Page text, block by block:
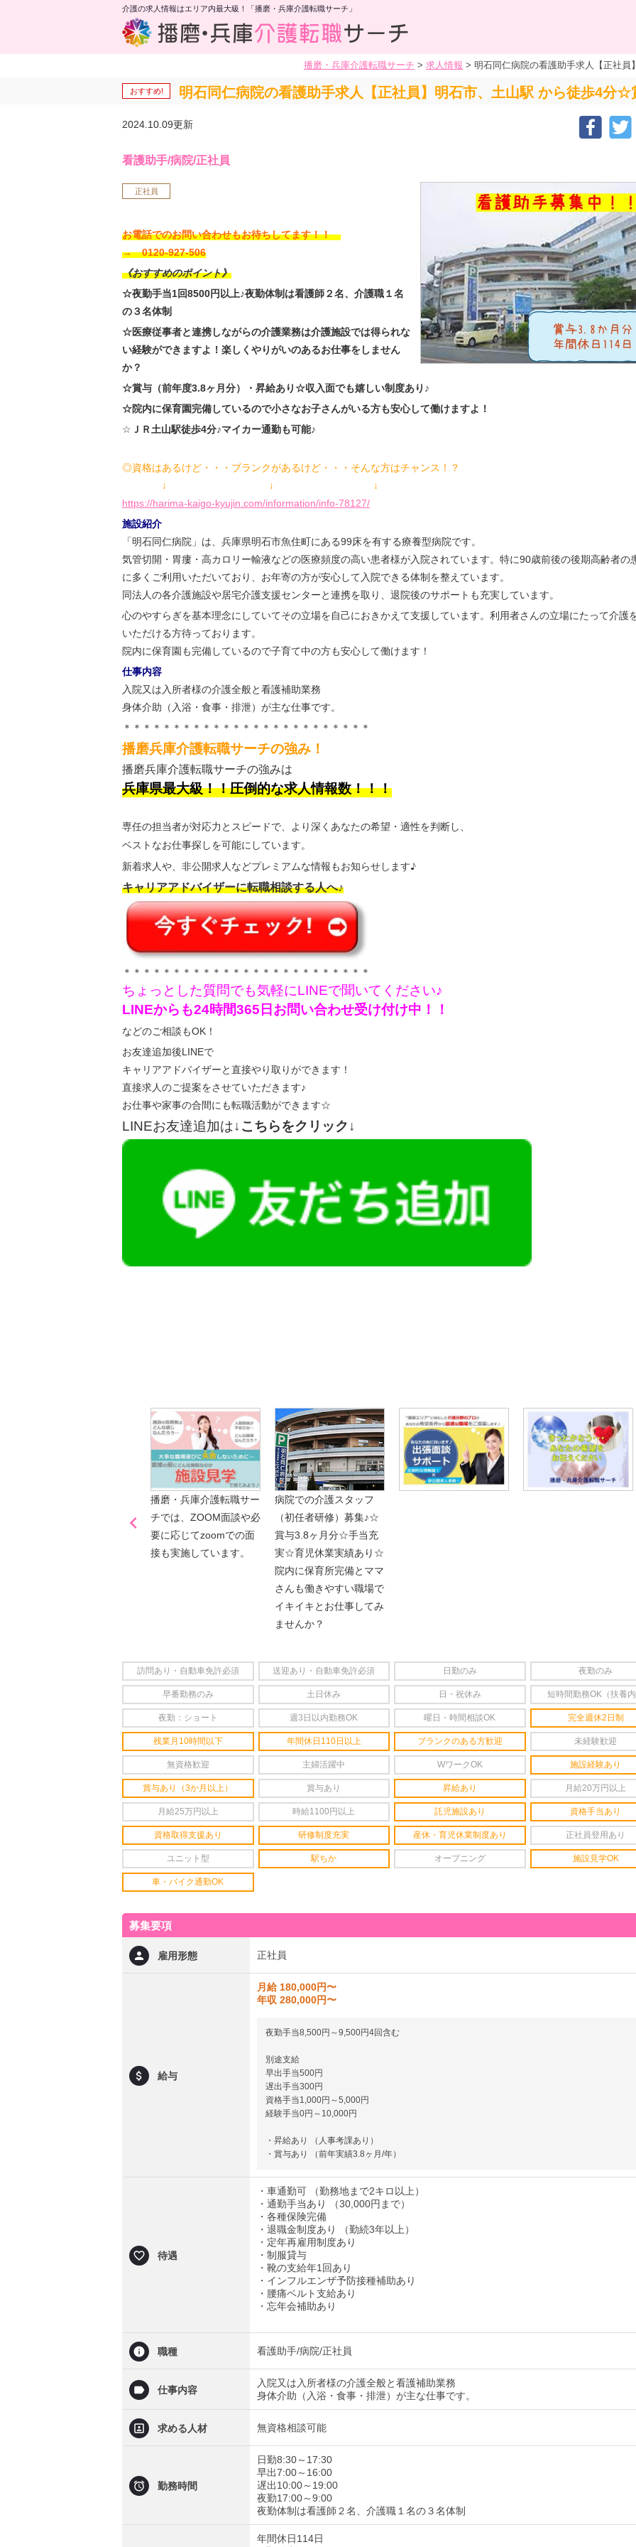
介護の求人情報はエリア内最大級！「播磨・兵庫介護転職サーチ」
播磨・兵庫介護転職サーチ > 求人情報 > 明石同仁病院の看護助手求人【正社
おすすめ! 明石同仁病院の看護助手求人【正社員】明石市、土山駅 から徒歩4分☆
2024.10.09更新
看護助手/病院/正社員
正社員
お電話でのお問い合わせもお待ちしてます！！
→ 0120-927-506
《おすすめのポイント》
☆夜勤手当1回8500円以上♪夜勤体制は看護師２名、介護職１名
の３名体制
☆医療従事者と連携しながらの介護業務は介護施設では得られな
い経験ができますよ！楽しくやりがいのあるお仕事をしません
か？
☆賞与（前年度3.8ヶ月分）・昇給あり☆収入面でも嬉しい制度あり♪
☆院内に保育園完備しているので小さなお子さんがいる方も安心して働けますよ！
☆ ＪＲ土山駅徒歩4分♪マイカー通勤も可能♪
◎資格はあるけど・・・ブランクがあるけど・・・そんな方はチャンス！？
↓ ↓ ↓
https://harima-kaigo-kyujin.com/information/info-78127/
施設紹介
「明石同仁病院」は、兵庫県明石市魚住町にある99床を有する療養型病院です。
気管切開・胃瘻・高カロリー輸液などの医療頻度の高い患者様が入院されています。特に90歳前後の後期高齢者の
に多くご利用いただいており、お年寄の方が安心して入院できる体制を整えています。
同法人の各介護施設や居宅介護支援センターと連携を取り、退院後のサポートも充実しています。
心のやすらぎを基本理念にしていてその立場を自己におきかえて支援しています。利用者さんの立場にたって介護
いただける方待っております。
院内に保育園も完備しているので子育て中の方も安心して働けます！
仕事内容
入院又は入所者様の介護全般と看護補助業務
身体介助（入浴・食事・排泄）が主な仕事です。
＊＊＊＊＊＊＊＊＊＊＊＊＊＊＊＊＊＊＊＊＊＊＊＊＊
播磨兵庫介護転職サーチの強み！
播磨兵庫介護転職サーチの強みは
兵庫県最大級！！圧倒的な求人情報数！！！
専任の担当者が対応力とスピードで、より深くあなたの希望・適性を判断し、
ベストなお仕事探しを可能にしています。
新着求人や、非公開求人などプレミアムな情報もお知らせします♪
キャリアアドバイザーに転職相談する人へ♪
＊＊＊＊＊＊＊＊＊＊＊＊＊＊＊＊＊＊＊＊＊＊＊＊＊
ちょっとした質問でも気軽にLINEで聞いてください♪
LINEからも24時間365日お問い合わせ受け付け中！！
などのご相談もOK！
お友達追加後LINEで
キャリアアドバイザーと直接やり取りができます！
直接求人のご提案をさせていただきます♪
お仕事や家事の合間にも転職活動ができます☆
LINEお友達追加は↓こちらをクリック↓
播磨・兵庫介護転職サー
チでは、ZOOM面談や必
要に応じてzoomでの面
接も実施しています。
病院での介護スタッフ
（初任者研修）募集♪☆
賞与3.8ヶ月分☆手当充
実☆育児休業実績あり☆
院内に保育所完備とママ
さんも働きやすい職場で
イキイキとお仕事してみ
ませんか？

訪問あり・自動車免許必須 送迎あり・自動車免許必須 日勤のみ 夜勤のみ
早番勤務のみ 土日休み 日・祝休み 短時間勤務OK（扶養
夜勤：ショート 週3日以内勤務OK 曜日・時間相談OK 完全週休2日制
残業月10時間以下 年間休日110日以上 ブランクのある方歓迎 未経験歓迎
無資格歓迎 主婦活躍中 WワークOK 施設経験あり
賞与あり（3か月以上） 賞与あり 昇給あり 月給20万円以上
月給25万円以上 時給1100円以上 託児施設あり 資格手当あり
資格取得支援あり 研修制度充実 産休・育児休業制度あり 正社員登用あり
ユニット型 駅ちか オープニング 施設見学OK
車・バイク通勤OK
募集要項
雇用形態 正社員
給与
月給 180,000円〜
年収 280,000円〜
夜勤手当8,500円～9,500円4回含む
別途支給
早出手当500円
遅出手当300円
資格手当1,000円～5,000円
経験手当0円～10,000円
・昇給あり （人事考課あり）
・賞与あり （前年実績3.8ヶ月/年）
待遇
・車通勤可 （勤務地まで2キロ以上）
・通勤手当あり （30,000円まで）
・各種保険完備
・退職金制度あり （勤続3年以上）
・定年再雇用制度あり
・制服貸与
・靴の支給年1回あり
・インフルエンザ予防接種補助あり
・腰痛ベルト支給あり
・忘年会補助あり
職種 看護助手/病院/正社員
仕事内容
入院又は入所者様の介護全般と看護補助業務
身体介助（入浴・食事・排泄）が主な仕事です。
求める人材 無資格相談可能
勤務時間
日勤8:30～17:30
早出7:00～16:00
遅出10:00～19:00
夜勤17:00～9:00
夜勤体制は看護師２名、介護職１名の３名体制
年間休日114日